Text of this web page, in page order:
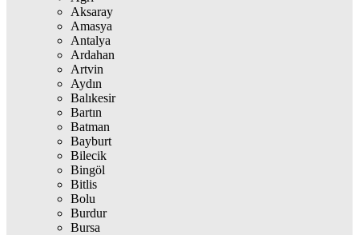
Aksaray
Amasya
Antalya
Ardahan
Artvin
Aydın
Balıkesir
Bartın
Batman
Bayburt
Bilecik
Bingöl
Bitlis
Bolu
Burdur
Bursa